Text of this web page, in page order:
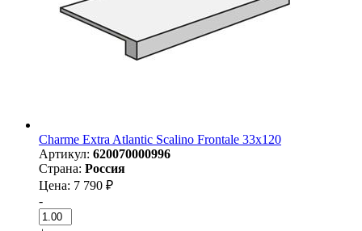
Charme Extra Atlantic Scalino Frontale 33x120
Артикул: 620070000996
Страна: Россия
Цена: 7 790 ₽
-